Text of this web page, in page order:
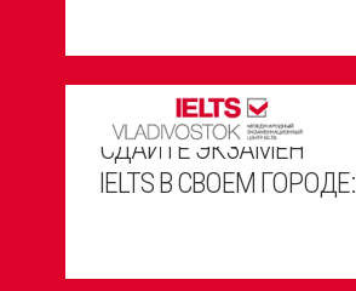
СДАЙТЕ ЭКЗАМЕН
IELTS В СВОЕМ ГОРОДЕ: